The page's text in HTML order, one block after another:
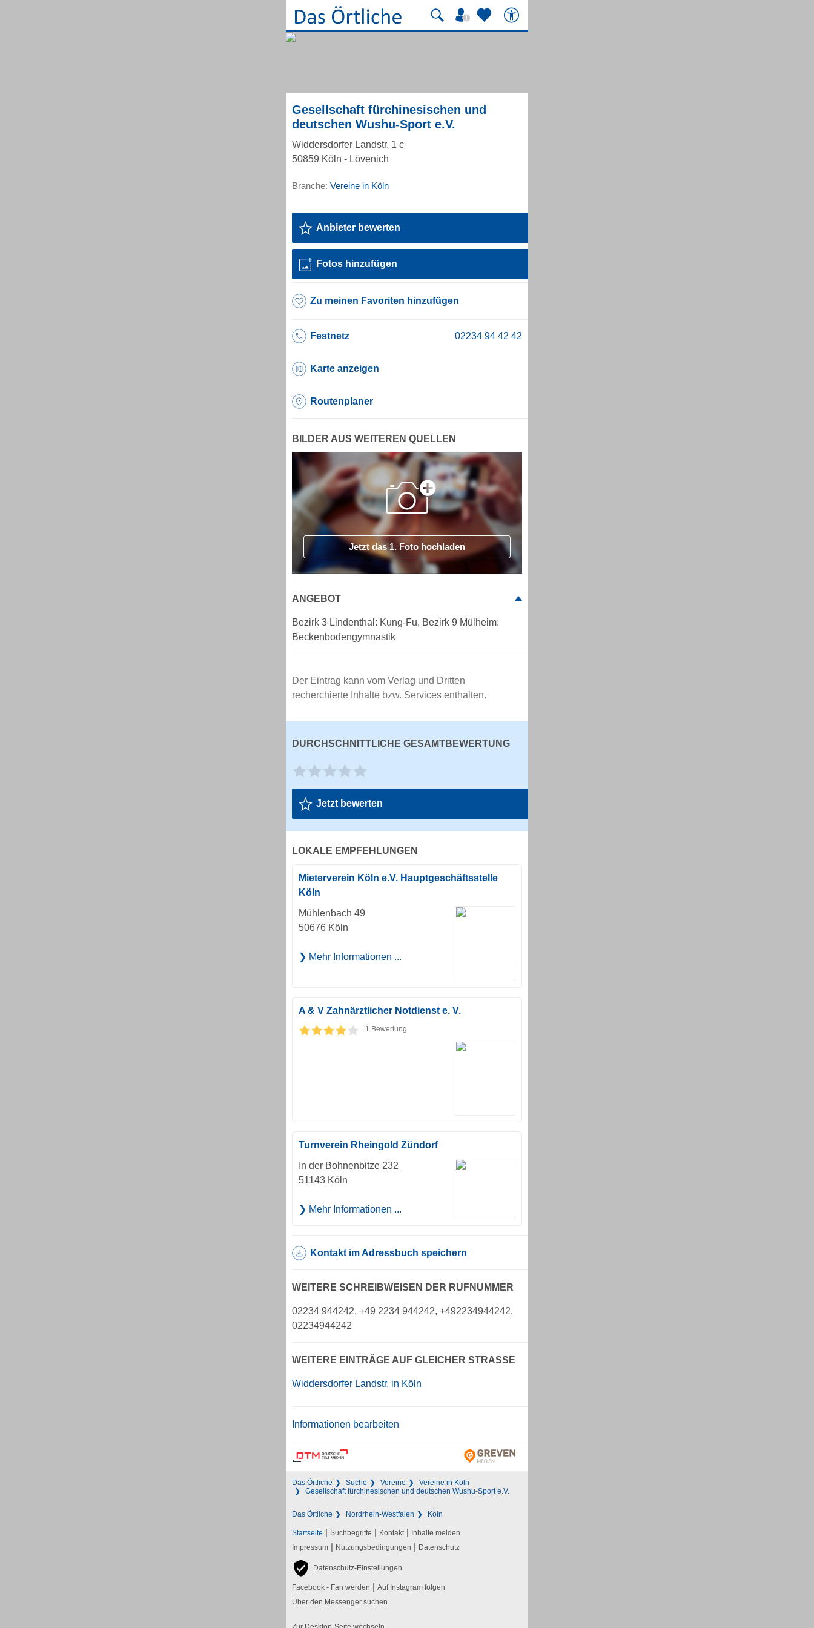
Gesellschaft fürchinesischen und
deutschen Wushu-Sport e.V.
Widdersdorfer Landstr. 1 c
50859 Köln - Lövenich
Branche: Vereine in Köln
Anbieter bewerten
Fotos hinzufügen
Zu meinen Favoriten hinzufügen
Festnetz
Karte anzeigen
Routenplaner
BILDER AUS WEITEREN QUELLEN
Jetzt das 1. Foto hochladen
ANGEBOT
Bezirk 3 Lindenthal: Kung-Fu, Bezirk 9 Mülheim:
Beckenbodengymnastik
Der Eintrag kann vom Verlag und Dritten
recherchierte Inhalte bzw. Services enthalten.
DURCHSCHNITTLICHE GESAMTBEWERTUNG
Jetzt bewerten
LOKALE EMPFEHLUNGEN
Mieterverein Köln e.V. Hauptgeschäftsstelle
Köln
Mühlenbach 49
50676 Köln
Mehr Informationen ...
A & V Zahnärztlicher Notdienst e. V.
1 Bewertung
Turnverein Rheingold Zündorf
In der Bohnenbitze 232
51143 Köln
Mehr Informationen ...
Kontakt im Adressbuch speichern
WEITERE SCHREIBWEISEN DER RUFNUMMER
02234 944242, +49 2234 944242, +492234944242,
02234944242
WEITERE EINTRÄGE AUF GLEICHER STRASSE
Widdersdorfer Landstr. in Köln
Informationen bearbeiten
Das Örtliche Suche Vereine
Vereine in Köln
Gesellschaft fürchinesischen und deutschen Wushu-Sport e.V.
Das Örtliche Nordrhein-Westfalen Köln
Startseite | Suchbegriffe | Kontakt | Inhalte melden
Impressum | Nutzungsbedingungen | Datenschutz
Datenschutz-Einstellungen
Facebook - Fan werden | Auf Instagram folgen
Über den Messenger suchen